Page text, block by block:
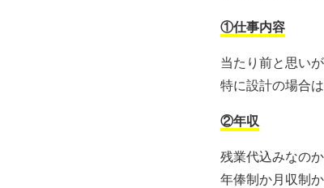
①仕事内容
当たり前と思い
特に設計の場合
②年収
残業代込みなの
年俸制か月収制